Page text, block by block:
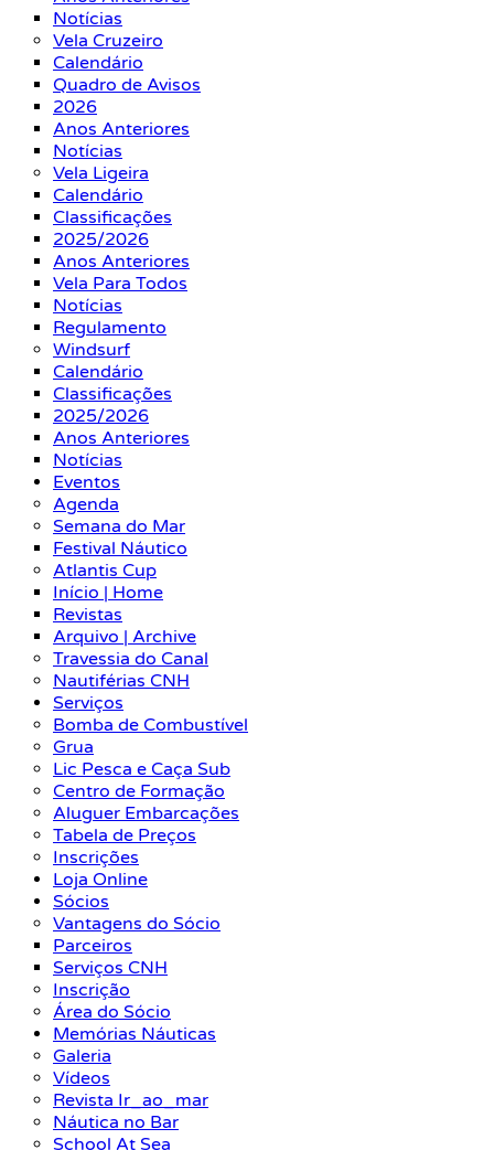
Notícias
Vela Cruzeiro
Calendário
Quadro de Avisos
2026
Anos Anteriores
Notícias
Vela Ligeira
Calendário
Classificações
2025/2026
Anos Anteriores
Vela Para Todos
Notícias
Regulamento
Windsurf
Calendário
Classificações
2025/2026
Anos Anteriores
Notícias
Eventos
Agenda
Semana do Mar
Festival Náutico
Atlantis Cup
Início | Home
Revistas
Arquivo | Archive
Travessia do Canal
Nautiférias CNH
Serviços
Bomba de Combustível
Grua
Lic Pesca e Caça Sub
Centro de Formação
Aluguer Embarcações
Tabela de Preços
Inscrições
Loja Online
Sócios
Vantagens do Sócio
Parceiros
Serviços CNH
Inscrição
Área do Sócio
Memórias Náuticas
Galeria
Vídeos
Revista Ir_ao_mar
Náutica no Bar
School At Sea